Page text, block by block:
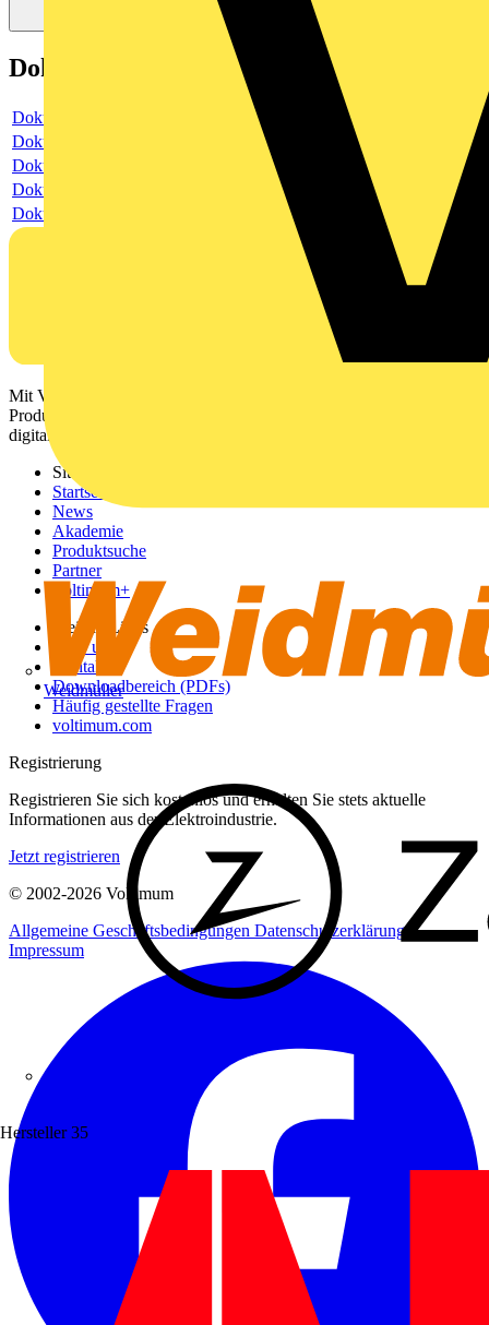
Weidmüller
Hersteller 35
Dokumente
Dokument
Dokument
Dokument
Dokument
Dokument
Mit Voltimum erhalten Elektrofachkräfte Zugang zu Branchennews,
Produktinformationen, Schulungen und Tools – alles auf einer
digitalen Plattform und Community.
Sitemap
Startseite
News
Akademie
Produktsuche
Partner
Voltimum+
Weitere Links
Über uns
Kontakt
Downloadbereich (PDFs)
Häufig gestellte Fragen
voltimum.com
Registrierung
Registrieren Sie sich kostenlos und erhalten Sie stets aktuelle
Informationen aus der Elektroindustrie.
Jetzt registrieren
© 2002-2026 Voltimum
Allgemeine Geschäftsbedingungen Datenschutzerklärung
Impressum